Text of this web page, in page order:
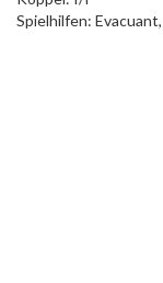
Spielhilfen: